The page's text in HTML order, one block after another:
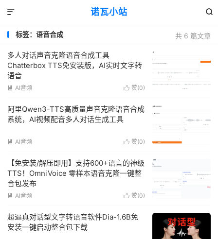
诺瓦小站 

共 6 篇文章
标签：语音合成
多人对话声音克隆语音合成工具
Chatterbox TTS免安装版，AI实时文字转
语音
 赞(0)
 AI音频
阿里Qwen3-TTS高质量声音克隆语音合成
系统，AI视频配音多人对话生成工具
 赞(0)
 AI音频
【免安装/解压即用】支持600+语言的神级
TTS！OmniVoice 零样本语音克隆一键整
合包发布
 赞(0)
 AI音频
超逼真对话型文字转语音软件Dia-1.6B免
安装一键启动整合包下载